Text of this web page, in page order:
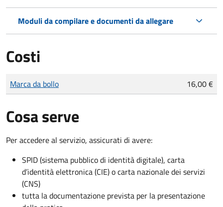
Moduli da compilare e documenti da allegare
Costi
Tipo di pagamento
Importo
Marca da bollo 16,00 €
Cosa serve
Per accedere al servizio, assicurati di avere:
SPID (sistema pubblico di identità digitale), carta
d’identità elettronica (CIE) o carta nazionale dei servizi
(CNS)
tutta la documentazione prevista per la presentazione